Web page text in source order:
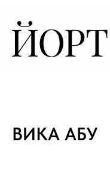
ВИКА АБУ